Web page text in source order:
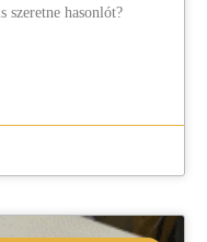
szeretne hasonlót?